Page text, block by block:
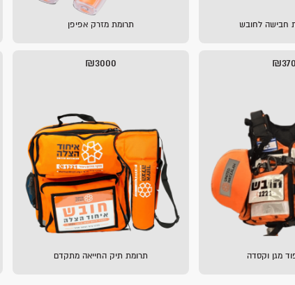
חבישה לחובש תרומת מזרק אפיפן
מגן וקסדה
₪3000
תרומת תיק החייאה מתקדם